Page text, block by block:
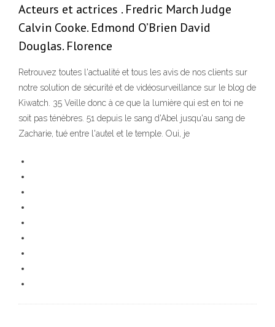
Acteurs et actrices . Fredric March Judge
Calvin Cooke. Edmond O’Brien David
Douglas. Florence
Retrouvez toutes l'actualité et tous les avis de nos clients sur
notre solution de sécurité et de vidéosurveillance sur le blog de
Kiwatch. 35 Veille donc à ce que la lumière qui est en toi ne
soit pas ténèbres. 51 depuis le sang d'Abel jusqu'au sang de
Zacharie, tué entre l'autel et le temple. Oui, je